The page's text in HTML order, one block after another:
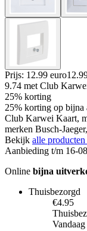
Prijs: 12.99 euro12.
9.74 met Club
25% korting
25% korting op bijna
Club Karwei Kaart,
merken Busch-
Bekijk alle
Aanbieding t/m 16-
Online bijna
Thuisbezorgd
€4.95